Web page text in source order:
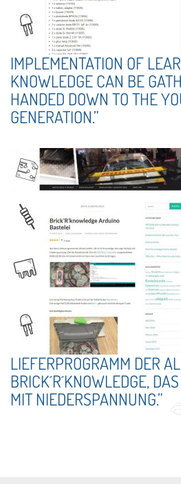
IMPLEMENTATION OF
KNOWLEDGE CAN BE
HANDED DOWN TO THE
GENERATION.”
LIEFERPROGRAMM DER
BRICK´R´KNOWLEDGE,
MIT NIEDERSPANNUNG.”